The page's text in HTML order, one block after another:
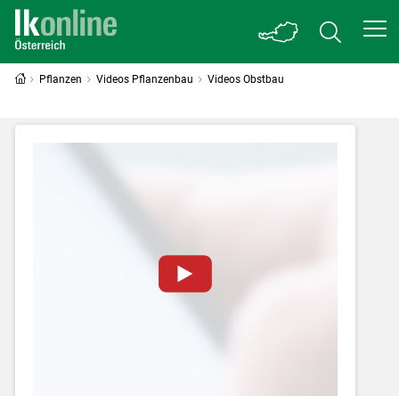
Pflanzen Videos Pflanzenbau Videos Obstbau